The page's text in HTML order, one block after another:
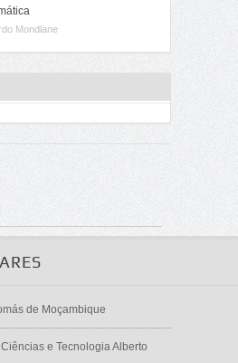
Mondlane
de Moçambique
e Tecnologia Alberto